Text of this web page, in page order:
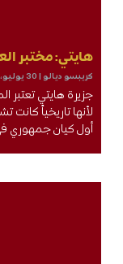
هايتي: مختبر
كريبسو ديالو 30 يوليو، 2026
جزيرة هايتي تعتبر
أول كيان جمهوري